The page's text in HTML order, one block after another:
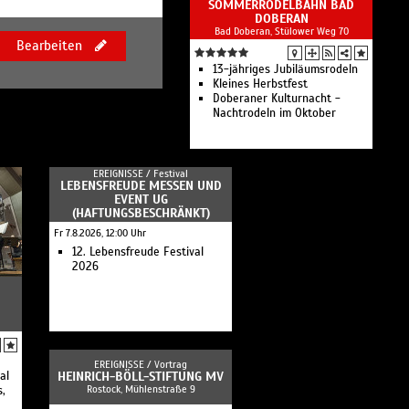
Bearbeiten
SOMMERRODELBAHN BAD
DOBERAN
Bad Doberan, Stülower Weg 70
13-jähriges Jubiläumsrodeln
Kleines Herbstfest
Doberaner Kulturnacht -
Nachtrodeln im Oktober
EREIGNISSE / Festival
LEBENSFREUDE MESSEN UND
EVENT UG
(HAFTUNGSBESCHRÄNKT)
Fr 7.8.2026, 12:00 Uhr
12. Lebensfreude Festival
2026
EREIGNISSE / Vortrag
HEINRICH-BÖLL-STIFTUNG MV
Rostock, Mühlenstraße 9